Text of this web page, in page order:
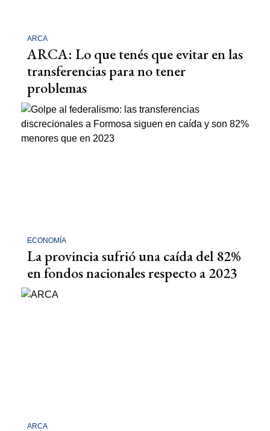
ARCA
ARCA: Lo que tenés que evitar en las
transferencias para no tener
problemas
ECONOMÍA
La provincia sufrió una caída del 82%
en fondos nacionales respecto a 2023
ARCA